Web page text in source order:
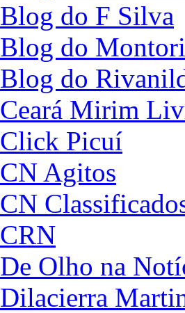
Blog do F Silva
Blog do
Blog do
Ceará Mirim
Click Picuí
CN Agitos
CN
CRN
De Olho na
Dilacierra